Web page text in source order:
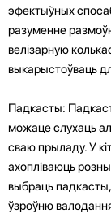
эфектыўных
разуменне
велізарную
выкарыстоўваць
Падкасты:
можаце слухаць
сваю прыладу. У
ахопліваюць
выбраць
ўзроўню